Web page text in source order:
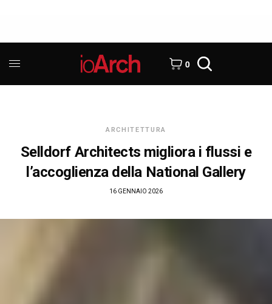
0
ARCHITETTURA
Selldorf Architects migliora i flussi e
l’accoglienza della National Gallery
16 GENNAIO 2026